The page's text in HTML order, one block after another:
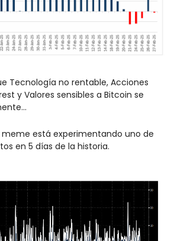
Tecnología no rentable, Acciones
y Valores sensibles a Bitcoin se
está experimentando uno de
en 5 días de la historia.